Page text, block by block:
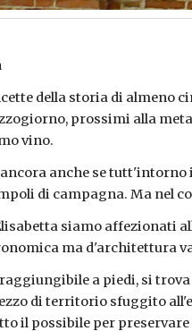
della storia di almeno
prossimi alla
vino.
anche se
di campagna. Ma nel
siamo affezionati
ma d'architettura
a piedi, si
di territorio sfuggito
il possibile per